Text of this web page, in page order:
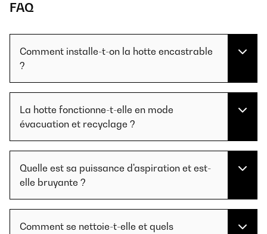
FAQ
Comment installe-t-on la hotte encastrable
?
La hotte fonctionne-t-elle en mode
évacuation et recyclage ?
Quelle est sa puissance d'aspiration et est-
elle bruyante ?
Comment se nettoie-t-elle et quels